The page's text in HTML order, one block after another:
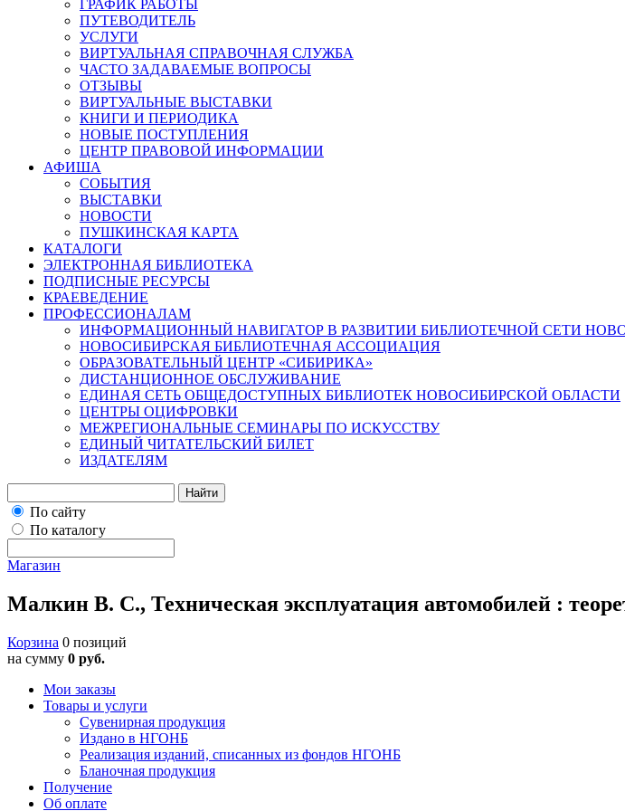
ГРАФИК РАБОТЫ
ПУТЕВОДИТЕЛЬ
УСЛУГИ
ВИРТУАЛЬНАЯ СПРАВОЧНАЯ СЛУЖБА
ЧАСТО ЗАДАВАЕМЫЕ ВОПРОСЫ
ОТЗЫВЫ
ВИРТУАЛЬНЫЕ ВЫСТАВКИ
КНИГИ И ПЕРИОДИКА
НОВЫЕ ПОСТУПЛЕНИЯ
ЦЕНТР ПРАВОВОЙ ИНФОРМАЦИИ
АФИША
СОБЫТИЯ
ВЫСТАВКИ
НОВОСТИ
ПУШКИНСКАЯ КАРТА
КАТАЛОГИ
ЭЛЕКТРОННАЯ БИБЛИОТЕКА
ПОДПИСНЫЕ РЕСУРСЫ
КРАЕВЕДЕНИЕ
ПРОФЕССИОНАЛАМ
ИНФОРМАЦИОННЫЙ НАВИГАТОР В РАЗВИТИИ БИБЛИОТЕЧНОЙ СЕТИ
НОВОСИБИРСКАЯ БИБЛИОТЕЧНАЯ АССОЦИАЦИЯ
ОБРАЗОВАТЕЛЬНЫЙ ЦЕНТР «СИБИРИКА»
ДИСТАНЦИОННОЕ ОБСЛУЖИВАНИЕ
ЕДИНАЯ СЕТЬ ОБЩЕДОСТУПНЫХ БИБЛИОТЕК НОВОСИБИРСКОЙ ОБЛАСТИ
ЦЕНТРЫ ОЦИФРОВКИ
МЕЖРЕГИОНАЛЬНЫЕ СЕМИНАРЫ ПО ИСКУССТВУ
ЕДИНЫЙ ЧИТАТЕЛЬСКИЙ БИЛЕТ
ИЗДАТЕЛЯМ
Найти
По сайту
По каталогу
Магазин
Малкин В. С., Техническая эксплуатация автомобилей :
Корзина 0 позиций
на сумму 0 руб.
Мои заказы
Товары и услуги
Сувенирная продукция
Издано в НГОНБ
Реализация изданий, списанных из фондов НГОНБ
Бланочная продукция
Получение
Об оплате